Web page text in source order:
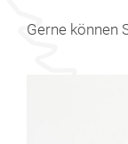
Gerne können